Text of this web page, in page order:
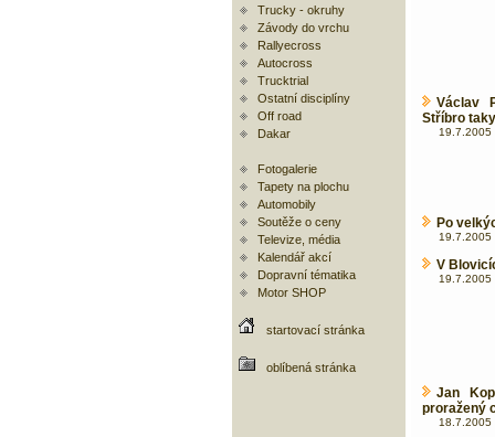
Trucky - okruhy
Závody do vrchu
Rallyecross
Autocross
Trucktrial
Ostatní disciplíny
Off road
Dakar
Fotogalerie
Tapety na plochu
Automobily
Soutěže o ceny
Televize, média
Kalendář akcí
Dopravní tématika
Motor SHOP
startovací stránka
oblíbená stránka
Václav
Stříbro
19.7.2005
Po
19.7.2005
V
19.7.2005
Jan
proražený
18.7.2005